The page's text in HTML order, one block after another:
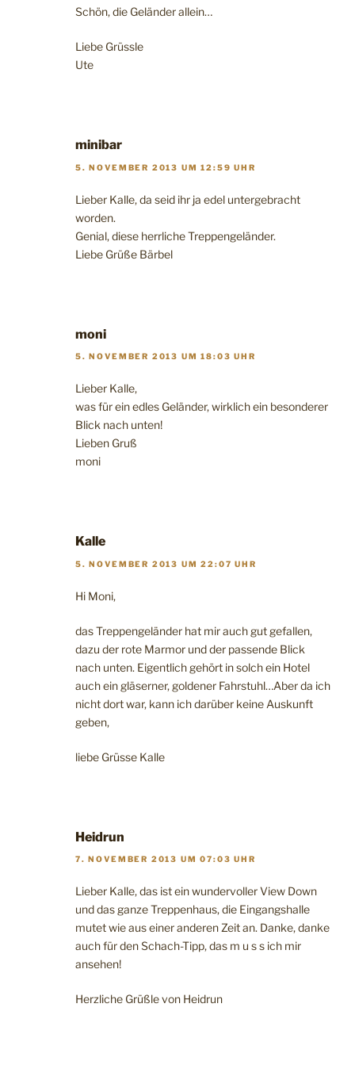
Schön, die Geländer allein…
Liebe Grüssle
Ute
minibar
5. NOVEMBER 2013 UM 12:59 UHR
Lieber Kalle, da seid ihr ja edel untergebracht
worden.
Genial, diese herrliche Treppengeländer.
Liebe Grüße Bärbel
moni
5. NOVEMBER 2013 UM 18:03 UHR
Lieber Kalle,
was für ein edles Geländer, wirklich ein besonderer
Blick nach unten!
Lieben Gruß
moni
Kalle
5. NOVEMBER 2013 UM 22:07 UHR
Hi Moni,
das Treppengeländer hat mir auch gut gefallen,
dazu der rote Marmor und der passende Blick
nach unten. Eigentlich gehört in solch ein Hotel
auch ein gläserner, goldener Fahrstuhl…Aber da ich
nicht dort war, kann ich darüber keine Auskunft
geben,
liebe Grüsse Kalle
Heidrun
7. NOVEMBER 2013 UM 07:03 UHR
Lieber Kalle, das ist ein wundervoller View Down
und das ganze Treppenhaus, die Eingangshalle
mutet wie aus einer anderen Zeit an. Danke, danke
auch für den Schach-Tipp, das m u s s ich mir
ansehen!
Herzliche Grüßle von Heidrun